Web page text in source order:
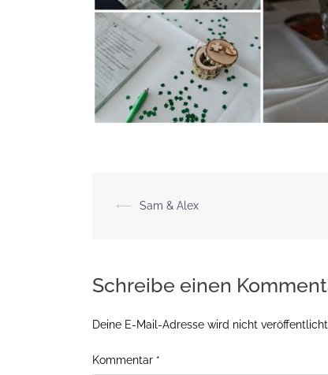
Beitragsnavigation
⟵ Sam & Alex
Schreibe einen
Deine E-Mail-Adresse wird nicht
Kommentar *